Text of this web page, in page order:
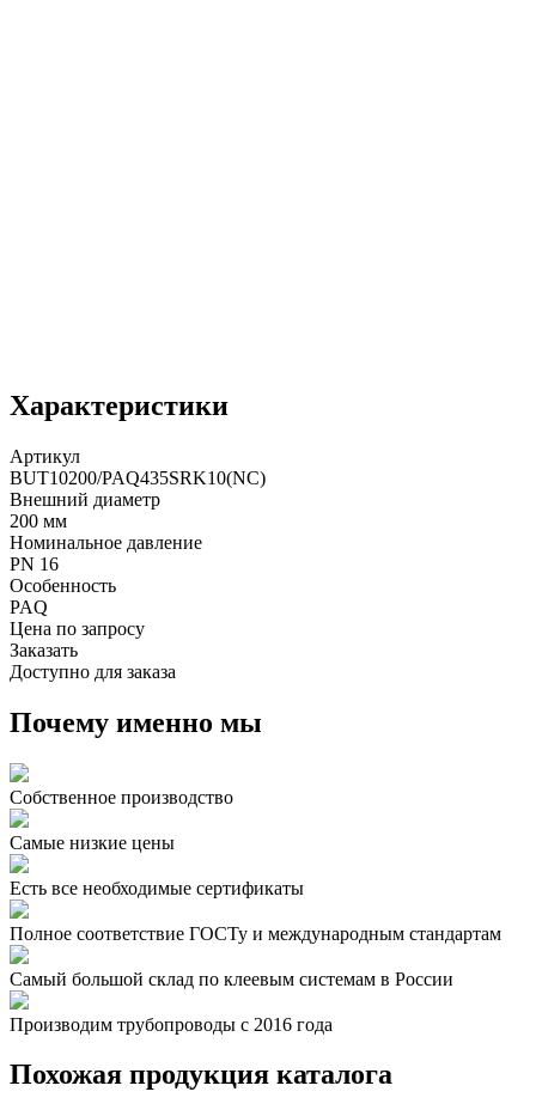
Характеристики
Артикул
BUT10200/PAQ435SRK10(NC)
Внешний диаметр
200 мм
Номинальное давление
PN 16
Особенность
PAQ
Цена по запросу
Заказать
Доступно для заказа
Почему именно мы
Собственное производство
Самые низкие цены
Есть все необходимые сертификаты
Полное соответствие ГОСТу и международным стандартам
Самый большой склад по клеевым системам в России
Производим трубопроводы с 2016 года
Похожая продукция каталога